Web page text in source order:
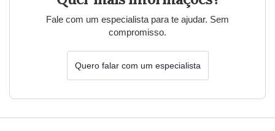
Fale com um especialista para te ajudar. Sem
compromisso.
Quero falar com um especialista